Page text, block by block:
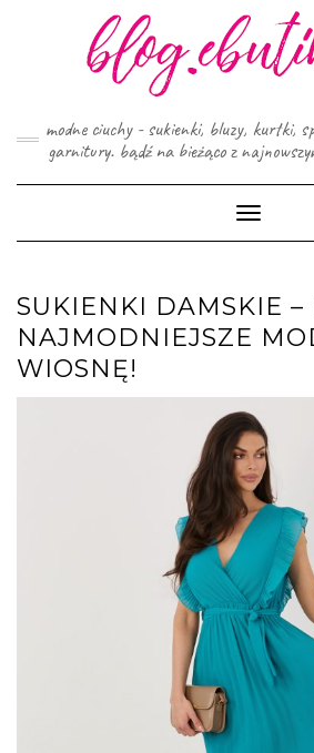
modne ciuchy - sukienki, bluzy, kurtki,
garnitury. bądź na bieżąco z
Toggle
SUKIENKI DAMSKIE –
NAJMODNIEJSZE
WIOSNĘ!